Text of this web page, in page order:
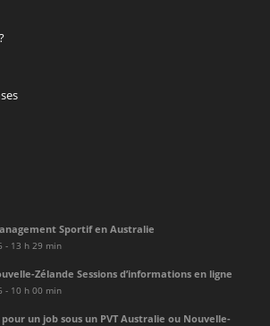
Sportif en Australie
- 13 h 29 min
Zélande Sessions d’informations en ligne
- 10 h 00 min
un job sous un PVT Australie ou Nouvelle-